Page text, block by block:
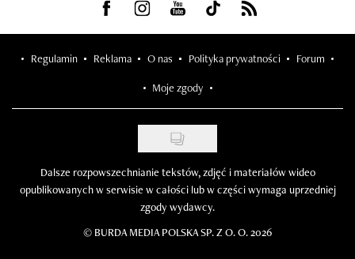
Visit us on Facebook
Visit us on Instagram
Visit us on Youtube
Visit us on Tiktok
Visit us on Rss
Regulamin Reklama O nas Polityka prywatności Forum
Moje zgody
Dalsze rozpowszechnianie tekstów, zdjęć i materiałów wideo
opublikowanych w serwisie w całości lub w części wymaga uprzedniej
zgody wydawcy.
© BURDA MEDIA POLSKA SP. Z O. O. 2026